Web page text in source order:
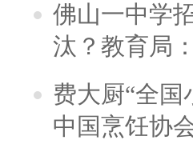
佛山一中学
汰？教育局
费大厨“全
中国烹饪协